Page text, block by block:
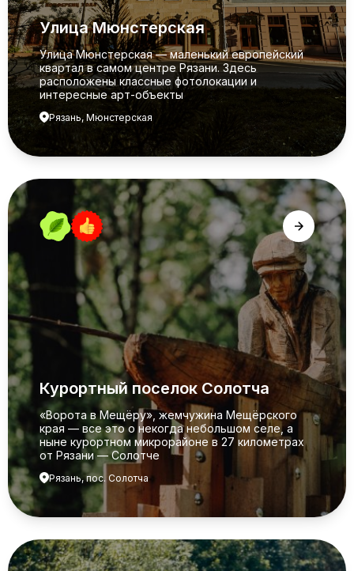
Улица Мюнстерская
Улица Мюнстерская — маленький европейский
квартал в самом центре Рязани. Здесь
расположены классные фотолокации и
интересные арт-объекты
Рязань, Мюнстерская
Курортный поселок Солотча
«Ворота в Мещёру», жемчужина Мещёрского
края — все это о некогда небольшом селе, а
ныне курортном микрорайоне в 27 километрах
от Рязани — Солотче
Рязань, пос. Солотча